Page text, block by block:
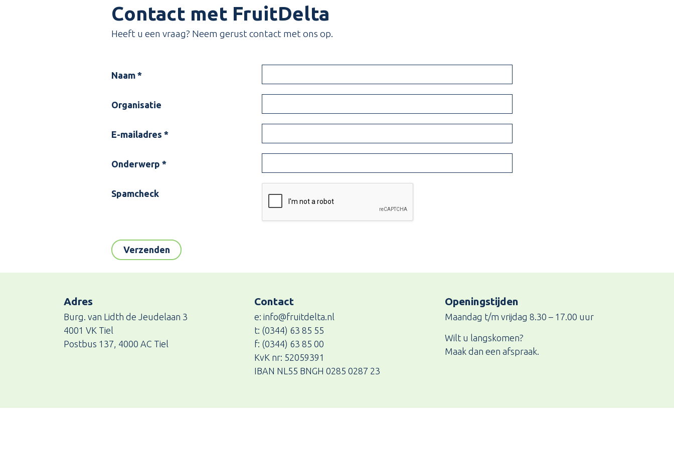
Contact met FruitDelta
Heeft u een vraag? Neem gerust contact met ons op.
Naam *
Organisatie
E-mailadres *
Onderwerp *
Spamcheck
Adres
Burg. van Lidth de Jeudelaan 3
4001 VK Tiel
Postbus 137, 4000 AC Tiel
Contact
e: info@fruitdelta.nl
t: (0344) 63 85 55
f: (0344) 63 85 00
KvK nr: 52059391
IBAN NL55 BNGH 0285 0287 23
Openingstijden
Maandag t/m vrijdag 8.30 – 17.00 uur
Wilt u langskomen?
Maak dan een afspraak.